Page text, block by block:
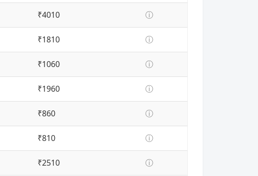
₹4010 ⓘ
₹1810 ⓘ
₹1060 ⓘ
₹1960 ⓘ
₹860 ⓘ
₹810 ⓘ
₹2510 ⓘ